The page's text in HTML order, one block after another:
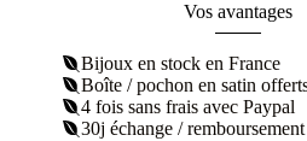
Vos avantages
Bijoux en stock en France
Boîte / pochon en satin
4 fois sans frais avec Paypal
30j échange / remboursement